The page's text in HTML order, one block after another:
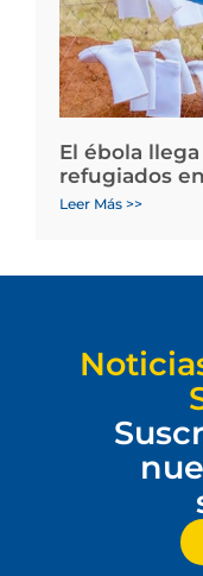
El ébola
refugiados
Leer Más >>